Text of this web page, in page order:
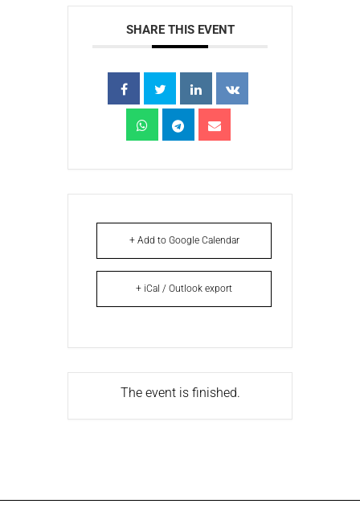
SHARE THIS EVENT
+ Add to Google Calendar
+ iCal / Outlook export
The event is finished.